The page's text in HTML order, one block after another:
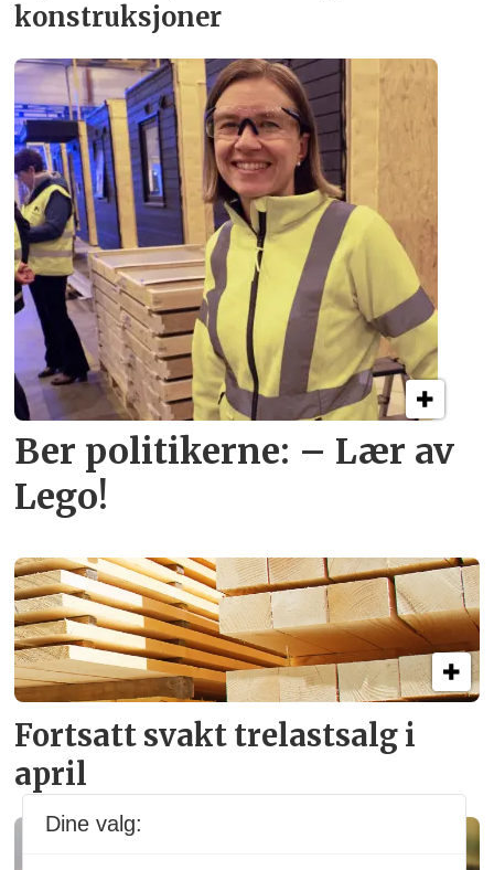
konstruksjoner
Ber politikerne: – Lær av
Lego!
Fortsatt svakt trelastsalg i
april
Dine valg: